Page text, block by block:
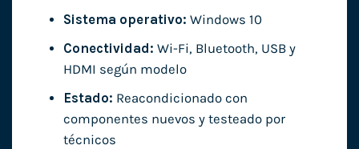
Sistema operativo: Windows 10
Conectividad: Wi-Fi, Bluetooth, USB y
HDMI según modelo
Estado: Reacondicionado con
componentes nuevos y testeado por
técnicos